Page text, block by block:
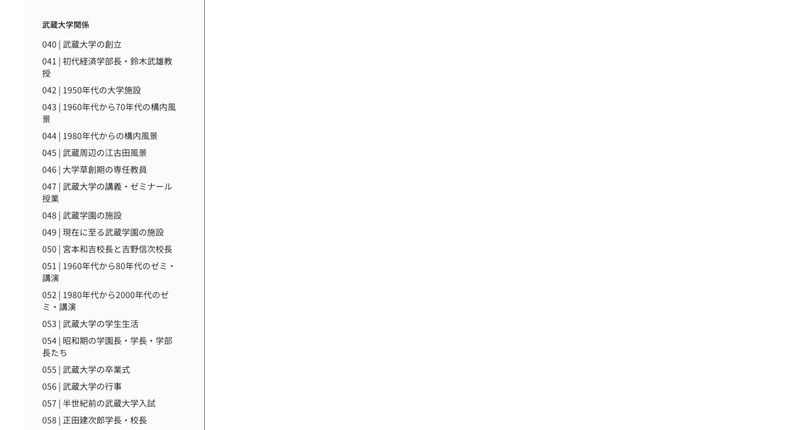
武蔵大学関係
040 | 武蔵大学の創立
041 | 初代経済学部長・鈴木武雄教
授
042 | 1950年代の大学施設
043 | 1960年代から70年代の構内風
景
044 | 1980年代からの構内風景
045 | 武蔵周辺の江古田風景
046 | 大学草創期の専任教員
047 | 武蔵大学の講義・ゼミナール
授業
048 | 武蔵学園の施設
049 | 現在に至る武蔵学園の施設
050 | 宮本和吉校長と吉野信次校長
051 | 1960年代から80年代のゼミ・
講演
052 | 1980年代から2000年代のゼ
ミ・講演
053 | 武蔵大学の学生生活
054 | 昭和期の学園長・学長・学部
長たち
055 | 武蔵大学の卒業式
056 | 武蔵大学の行事
057 | 半世紀前の武蔵大学入試
058 | 正田建次郎学長・校長